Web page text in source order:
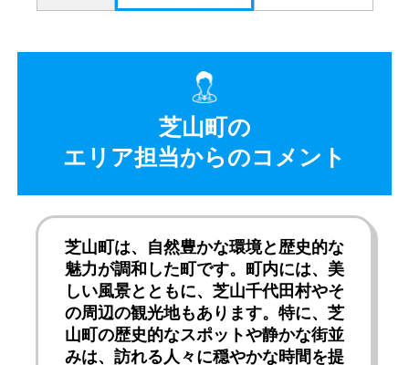
芝山町の
エリア担当からのコメント
芝山町は、自然豊かな環境と歴史的な
魅力が調和した町です。町内には、美
しい風景とともに、芝山千代田村やそ
の周辺の観光地もあります。特に、芝
山町の歴史的なスポットや静かな街並
みは、訪れる人々に穏やかな時間を提